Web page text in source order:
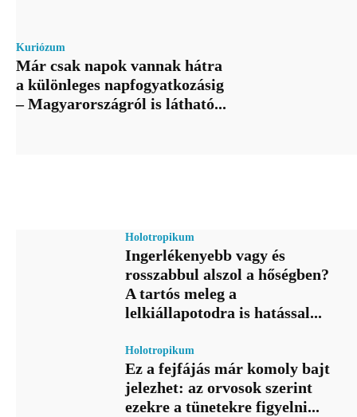
Kuriózum
Már csak napok vannak hátra
a különleges napfogyatkozásig
– Magyarországról is látható...
Holotropikum
Ingerlékenyebb vagy és
rosszabbul alszol a hőségben?
A tartós meleg a
lelkiállapotodra is hatással...
Holotropikum
Ez a fejfájás már komoly bajt
jelezhet: az orvosok szerint
ezekre a tünetekre figyelni...